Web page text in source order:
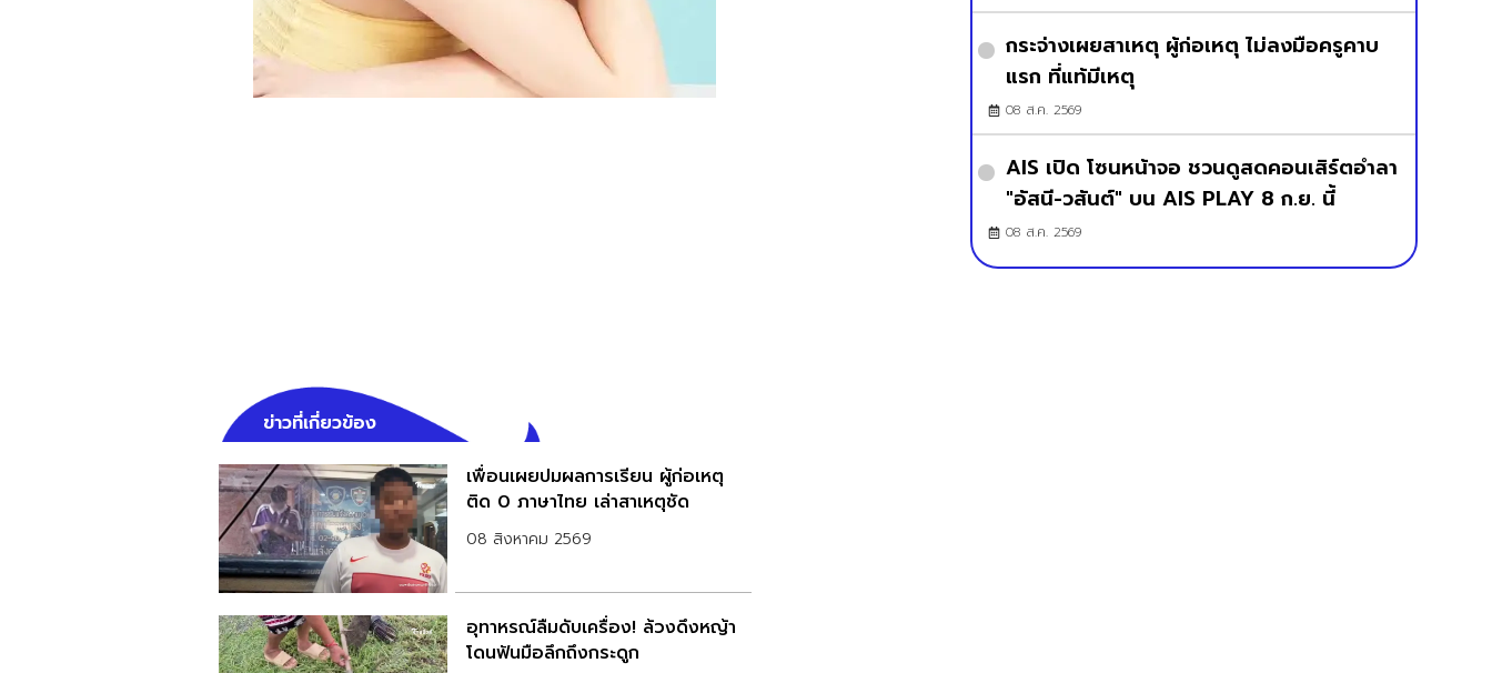
ข่าวที่เกี่ยวข้อง
เพื่อนเผยปมผลการเรียน ผู้ก่อเหตุ
ติด 0 ภาษาไทย เล่าสาเหตุชัด
08 สิงหาคม 2569
อุทาหรณ์ลืมดับเครื่อง! ล้วงดึงหญ้า
โดนฟันมือลึกถึงกระดูก
กระจ่างเผยสาเหตุ ผู้ก่อเหตุ ไม่ลงมือครูคาบ
แรก ที่แท้มีเหตุ
08 ส.ค. 2569
AIS เปิด โซนหน้าจอ ชวนดูสดคอนเสิร์ตอำลา
"อัสนี-วสันต์" บน AIS PLAY 8 ก.ย. นี้
08 ส.ค. 2569